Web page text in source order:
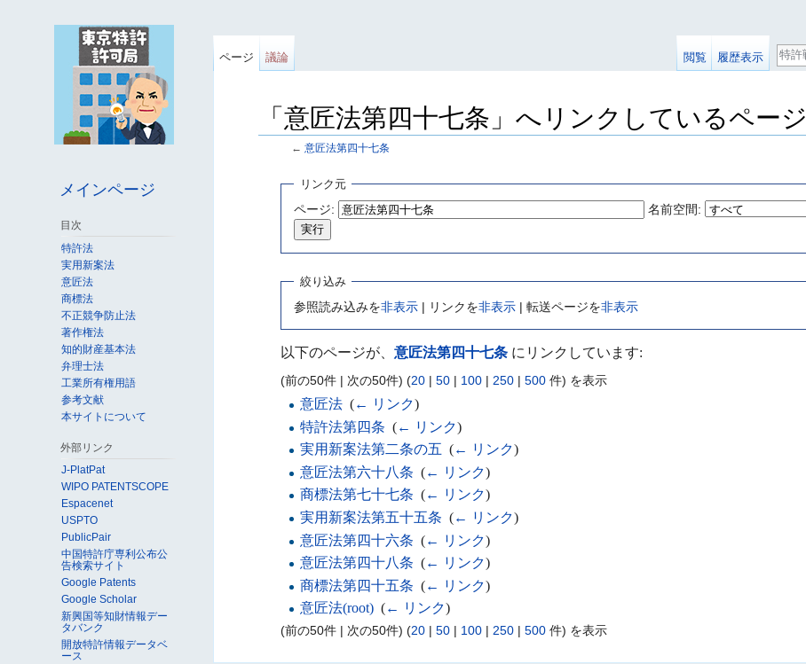
「意匠法第四十七条」へリンクしているページ
← 意匠法第四十七条
リンク元
ページ: 名前空間:
絞り込み
参照読み込みを非表示 | リンクを非表示 | 転送ページを非表示
以下のページが、 意匠法第四十七条 にリンクしています:
(前の50件 | 次の50件) (20 | 50 | 100 | 250 | 500 件) を表示
意匠法 ‎(← リンク)
特許法第四条 ‎(← リンク)
実用新案法第二条の五 ‎(← リンク)
意匠法第六十八条 ‎(← リンク)
商標法第七十七条 ‎(← リンク)
実用新案法第五十五条 ‎(← リンク)
意匠法第四十六条 ‎(← リンク)
意匠法第四十八条 ‎(← リンク)
商標法第四十五条 ‎(← リンク)
意匠法(root) ‎(← リンク)
(前の50件 | 次の50件) (20 | 50 | 100 | 250 | 500 件) を表示
ページ 議論 閲覧 履歴表示
検
索
メインページ
目次
特許法
実用新案法
意匠法
商標法
不正競争防止法
著作権法
知的財産基本法
弁理士法
工業所有権用語
参考文献
本サイトについて
外部リンク
J-PlatPat
WIPO PATENTSCOPE
Espacenet
USPTO
PublicPair
中国特許庁専利公布公
告検索サイト
Google Patents
Google Scholar
新興国等知財情報デー
タバンク
開放特許情報データベ
ース